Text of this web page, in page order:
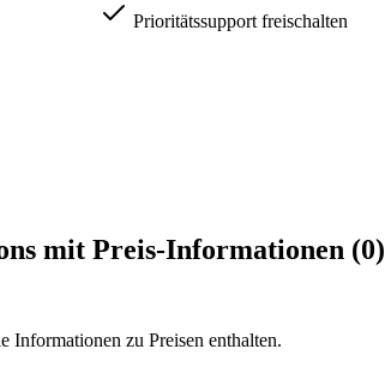
Prioritätssupport freischalten
mit Preis-Informationen (0)
Informationen zu Preisen enthalten.